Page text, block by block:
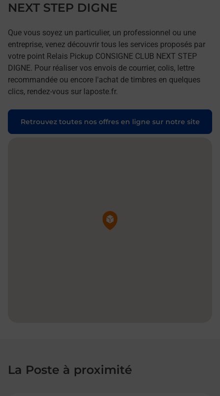
NEXT STEP DIGNE
Que vous soyez un particulier, un professionnel ou une
entreprise, venez découvrir tous les services proposés par
votre point Relais Pickup CONSIGNE CLUB NEXT STEP
DIGNE. Pour réaliser vos envois de courrier, colis, lettre
recommandée ou encore l'achat de timbres en quelques
clics, rendez-vous sur laposte.fr.
Retrouvez toutes nos offres en ligne sur notre site
Pin de la carte
La Poste à proximité